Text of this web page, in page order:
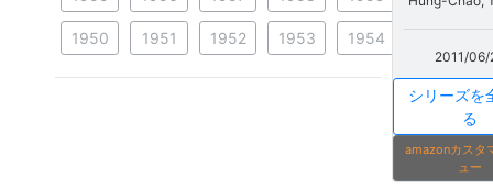
1950 1951 1952 1953 1954
2011/06/
シリーズを
る
amazonカスタ
ュー